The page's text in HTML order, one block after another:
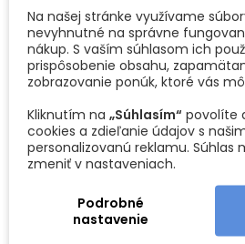
Obsahuje pedál na pohodlné
Na spodnej strane sú protišmykové
85,99 € i
Množstvo 
Predpokladaný dátum
Na našej stránke využívame
nevyhnutné na správne
nákup. S vaším súhlasom ich
prispôsobenie obsahu,
zobrazovanie ponúk, ktoré vás
Kliknutím na „Súhlasím“ povolíte
cookies a zdieľanie údajov s
personalizovanú reklamu. Súhlas
zmeniť v nastaveniach.
Podrobné
nastavenie